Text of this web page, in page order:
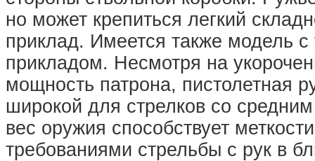
но может крепиться легкий
приклад. Имеется также модель
прикладом. Несмотря на
мощность патрона, пистолетная
широкой для стрелков со
вес оружия способствует
требованиями стрельбы с рук в